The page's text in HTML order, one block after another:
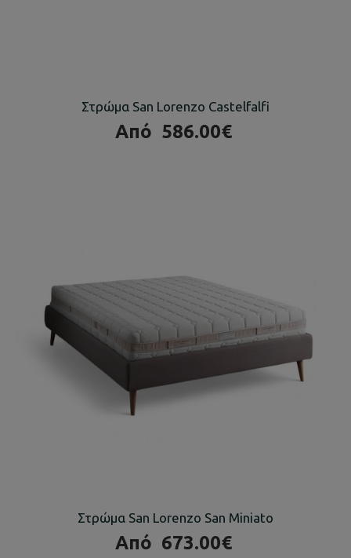
Στρώμα San Lorenzo Castelfalfi
Από 586.00€
Στρώμα San Lorenzo San Miniato
Από 673.00€